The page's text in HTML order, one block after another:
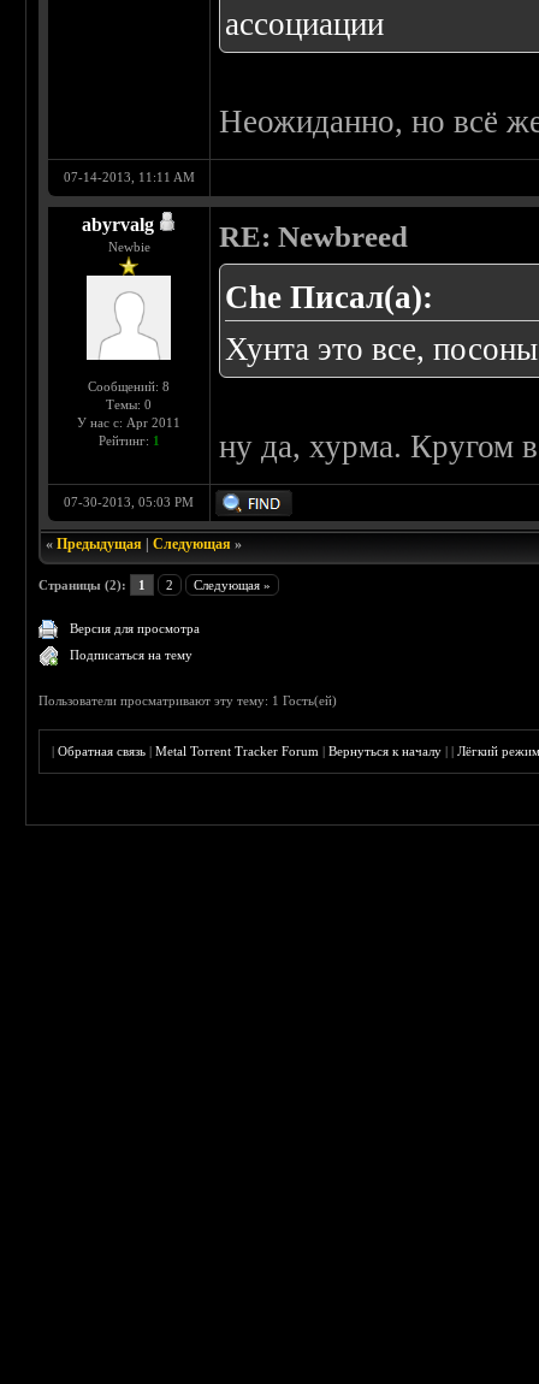
ассоциации
Неожиданно, но всё
07-14-2013, 11:11 AM
abyrvalg
Newbie
Сообщений: 8
Темы: 0
У нас с: Apr 2011
Рейтинг: 1
RE: Newbreed
Che Писал(а):
Хунта это все,
ну да, хурма. Кругом
07-30-2013, 05:03 PM
«Предыдущая |Следующая »
Страницы (2): 1 2 Следующая »
Версия для просмотра
Подписаться на тему
Пользователи просматривают эту тему: 1 Гость(ей)
|Обратная связь |Metal Torrent Tracker Forum |Вернуться к началу ||Лёгкий